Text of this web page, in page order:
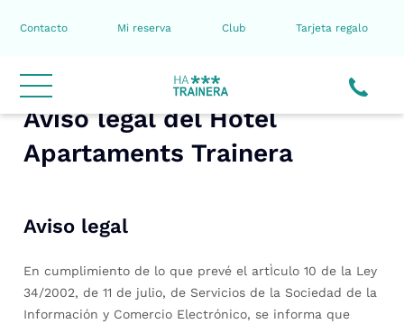
Contacto Mi reserva Club Tarjeta regalo
Aviso legal del Hotel
Apartaments Trainera
Aviso legal
En cumplimiento de lo que prevé el artÌculo 10 de la Ley
34/2002, de 11 de julio, de Servicios de la Sociedad de la
Información y Comercio Electrónico, se informa que